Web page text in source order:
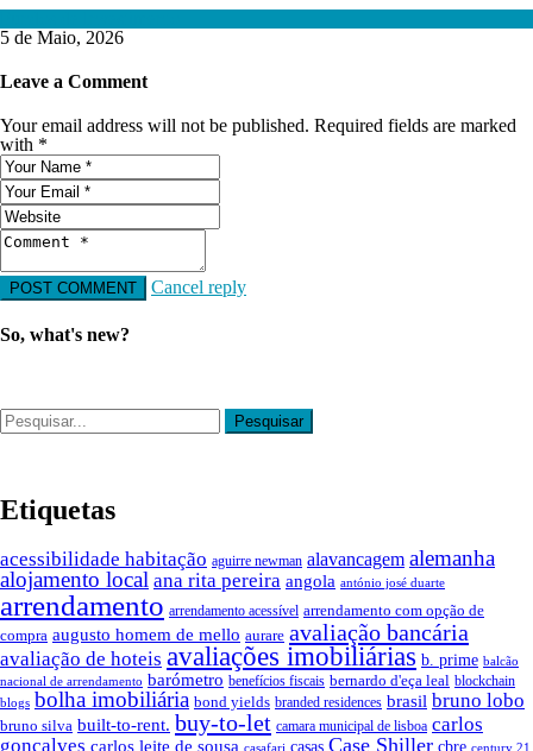
5 de Maio, 2026
Leave a Comment
Your email address will not be published. Required fields are marked
with *
Cancel reply
So, what's new?
Etiquetas
acessibilidade habitação aguirre newman alavancagem alemanha
alojamento local ana rita pereira angola antónio josé duarte
arrendamento arrendamento acessível arrendamento com opção de
compra augusto homem de mello aurare avaliação bancária
avaliação de hoteis avaliações imobiliárias b. prime balcão
nacional de arrendamento barómetro benefícios fiscais bernardo d'eça leal blockchain
blogs bolha imobiliária bond yields branded residences brasil bruno lobo
bruno silva built-to-rent. buy-to-let camara municipal de lisboa carlos
gonçalves carlos leite de sousa casafari casas Case Shiller cbre century 21